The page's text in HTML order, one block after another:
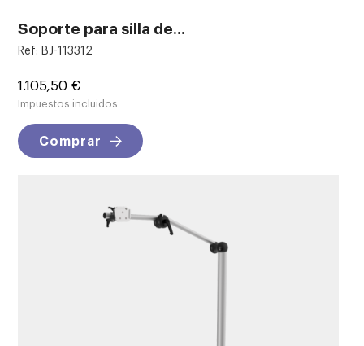
Soporte para silla de...
Ref: BJ-113312
Precio
1.105,50 €
Impuestos incluidos
Comprar